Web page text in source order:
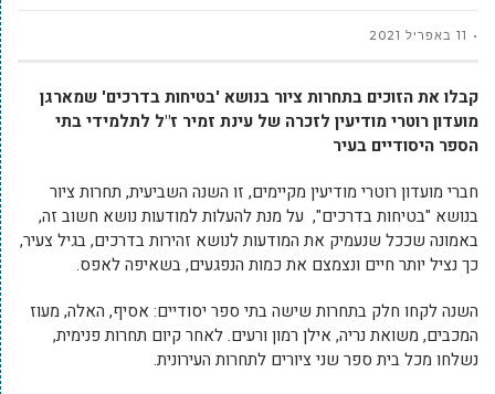
11 באפריל 2021
קבלו את הזוכים בתחרות ציור בנושא 'בטיחות בדרכים' שמארגן
מועדון רוטרי מודיעין לזכרה של עינת זמיר ז"ל לתלמידי בתי
הספר היסודיים בעיר
חברי מועדון רוטרי מודיעין מקיימים, זו השנה השביעית, תחרות ציור
בנושא "בטיחות בדרכים", על מנת להעלות למודעות נושא חשוב זה,
באמונה שככל שנעמיק את המודעות לנושא זהירות בדרכים, בגיל צעיר,
כך נציל יותר חיים ונצמצם את כמות הנפגעים, בשאיפה לאפס.
השנה לקחו חלק בתחרות שישה בתי ספר יסודיים: אסיף, האלה, מעוז
המכבים, משואת נריה, אילן רמון ורעים. לאחר קיום תחרות פנימית,
נשלחו מכל בית ספר שני ציורים לתחרות העירונית.